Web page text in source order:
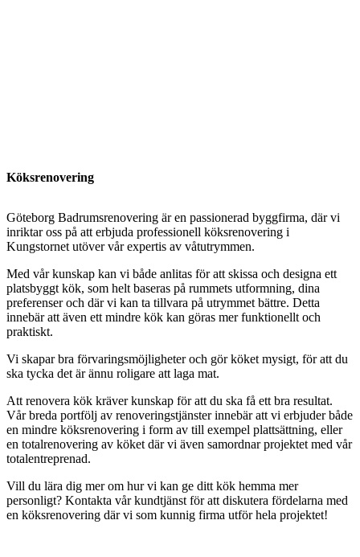
Köksrenovering
Göteborg Badrumsrenovering är en passionerad byggfirma, där vi
inriktar oss på att erbjuda professionell köksrenovering i
Kungstornet utöver vår expertis av våtutrymmen.
Med vår kunskap kan vi både anlitas för att skissa och designa ett
platsbyggt kök, som helt baseras på rummets utformning, dina
preferenser och där vi kan ta tillvara på utrymmet bättre. Detta
innebär att även ett mindre kök kan göras mer funktionellt och
praktiskt.
Vi skapar bra förvaringsmöjligheter och gör köket mysigt, för att du
ska tycka det är ännu roligare att laga mat.
Att renovera kök kräver kunskap för att du ska få ett bra resultat.
Vår breda portfölj av renoveringstjänster innebär att vi erbjuder både
en mindre köksrenovering i form av till exempel plattsättning, eller
en totalrenovering av köket där vi även samordnar projektet med vår
totalentreprenad.
Vill du lära dig mer om hur vi kan ge ditt kök hemma mer
personligt? Kontakta vår kundtjänst för att diskutera fördelarna med
en köksrenovering där vi som kunnig firma utför hela projektet!